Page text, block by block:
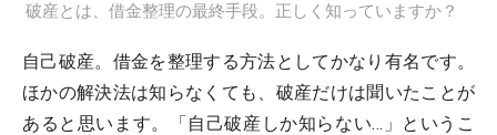
破産とは、借金整理の最終手段。正しく知っていますか？
自己破産。借金を整理する方法としてかなり有名です。
ほかの解決法は知らなくても、破産だけは聞いたことが
あると思います。「自己破産しか知らない…」というこ